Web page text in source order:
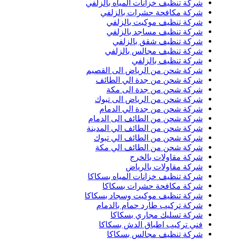
شركة تنظيف خزانات المياه بالزلفي
شركة مكافحة حشرات بالزلفي
شركة تنظيف موكيت بالزلفي
شركة تنظيف مساجد بالزلفي
شركة تنظيف شقق بالزلفي
شركة تنظيف مجالس بالزلفي
شركة تنظيف بالزلفي
شركة شحن من الرياض الى القصيم
شركة شحن من جدة الي الطائف
شركة شحن من جدة الى مكة
شركة شحن من الرياض الى تبوك
شركة شحن من جدة الي الدمام
شركة شحن من الطائف الى الدمام
شركة شحن من الطائف الي المدينة
شركة شحن من الطائف الي تبوك
شركة شحن من الطائف الي مكة
شركة مقاولات بالخرج
شركة مقاولات بالرياض
شركة تنظيف خزانات المياه بسكاكا
شركة مكافحة حشرات بسكاكا
شركة تنظيف موكيت وسجاد بسكاكا
شركة تركيب طارد حمام بالدمام
شركة تسليك مجاري بسكاكا
فني تركيب اطباق الدش بسكاكا
شركة تنظيف مجالس بسكاكا